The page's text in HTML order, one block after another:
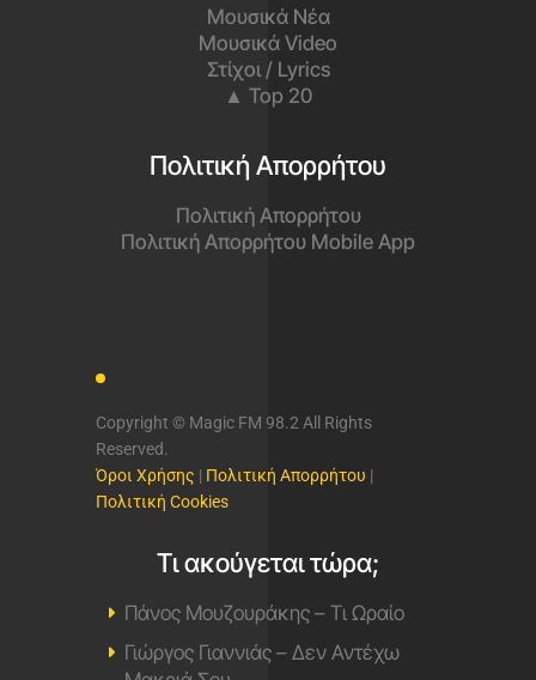
Μουσικά Νέα
Μουσικά Video
Στίχοι / Lyrics
▲ Top 20
Πολιτική Απορρήτου
Πολιτική Απορρήτου
Πολιτική Απορρήτου Mobile App
Copyright © Magic FM 98.2 All Rights
Reserved.
Όροι Χρήσης | Πολιτική Απορρήτου |
Πολιτική Cookies
Τι ακούγεται τώρα;
Πάνος Μουζουράκης – Τι Ωραίο
Γιώργος Γιαννιάς – Δεν Αντέχω